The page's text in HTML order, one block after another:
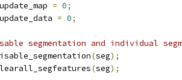
update_map = 0;
update_data = 0;
segmentation and individual
(seg);
(seg);